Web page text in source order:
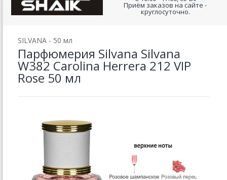
Приём заказов на сайте -
круглосуточно.
SILVANA - 50 мл
Парфюмерия Silvana Silvana
W382 Carolina Herrera 212 VIP
Rose 50 мл